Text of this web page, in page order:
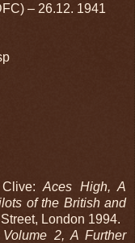
– 26.12. 1941
Aces High, A
of the British and
London 1994.
2, A Further